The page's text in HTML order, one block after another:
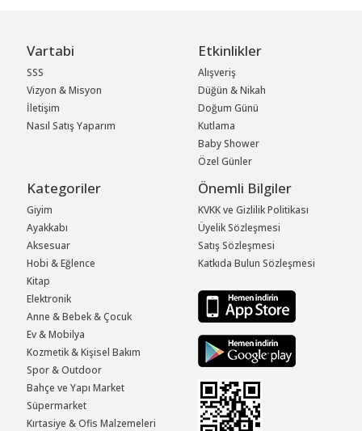
Vartabi
SSS
Vizyon & Misyon
İletişim
Nasıl Satış Yaparım
Etkinlikler
Alışveriş
Düğün & Nikah
Doğum Günü
Kutlama
Baby Shower
Özel Günler
Kategoriler
Giyim
Ayakkabı
Aksesuar
Hobi & Eğlence
Kitap
Elektronik
Anne & Bebek & Çocuk
Ev & Mobilya
Kozmetik & Kişisel Bakım
Spor & Outdoor
Bahçe ve Yapı Market
Süpermarket
Kırtasiye & Ofis Malzemeleri
Önemli Bilgiler
KVKK ve Gizlilik Politikası
Üyelik Sözleşmesi
Satış Sözleşmesi
Katkıda Bulun Sözleşmesi